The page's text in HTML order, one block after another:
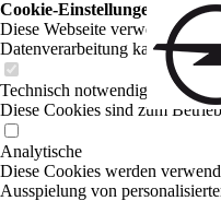
Cookie-Einstellungen
Diese Webseite verwendet
Datenverarbeitung kann dann
Technisch notwendige
Diese Cookies sind zum
Analytische
Diese Cookies werden
Ausspielung von